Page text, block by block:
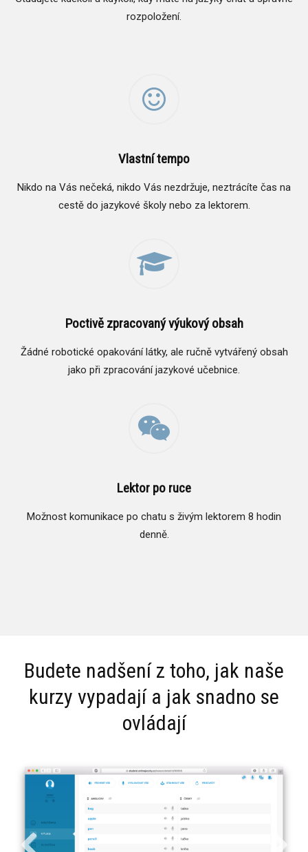
rozpoložení.
Vlastní tempo
Nikdo na Vás nečeká, nikdo Vás nezdržuje, neztrácíte čas na
cestě do jazykové školy nebo za lektorem.
Poctivě zpracovaný výukový obsah
Žádné robotické opakování látky, ale ručně vytvářený obsah
jako při zpracování jazykové učebnice.
Lektor po ruce
Možnost komunikace po chatu s živým lektorem 8 hodin
denně.
Budete nadšení z toho, jak naše
kurzy vypadají a jak snadno se
ovládají